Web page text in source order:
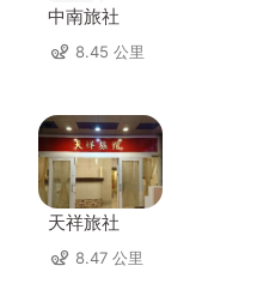
中南旅社
8.45 公里
天祥旅社
8.47 公里